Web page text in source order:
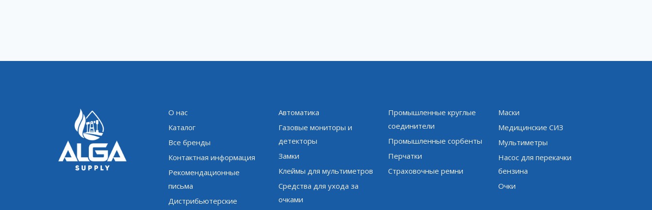
О нас
Каталог
Все бренды
Контактная информация
Рекомендационные
письма
Дистрибьютерские
Автоматика
Газовые мониторы и
детекторы
Замки
Клеймы для мультиметров
Средства для ухода за
очками
Промышленные круглые
соединители
Промышленные сорбенты
Перчатки
Страховочные ремни
Маски
Медицинские СИЗ
Мультиметры
Насос для перекачки
бензина
Очки